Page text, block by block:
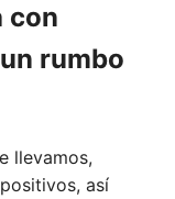
con
rumbo
llevamos,
así